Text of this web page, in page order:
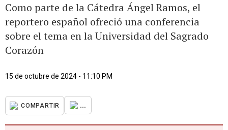
Como parte de la Cátedra Ángel Ramos, el
reportero español ofreció una conferencia
sobre el tema en la Universidad del Sagrado
Corazón
15 de octubre de 2024 - 11:10 PM
COMPARTIR ...